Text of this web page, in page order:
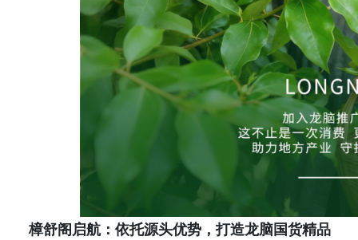
樟舒阁启航：依托源头优势，打造龙脑国货精品